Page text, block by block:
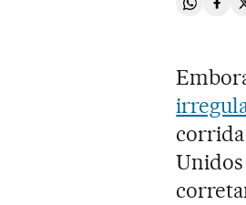
Unidos